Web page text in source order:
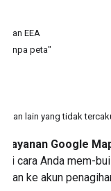
EEA
"tanpa peta"
lain yang tidak
Layanan Google
cara Anda mem-
ke akun